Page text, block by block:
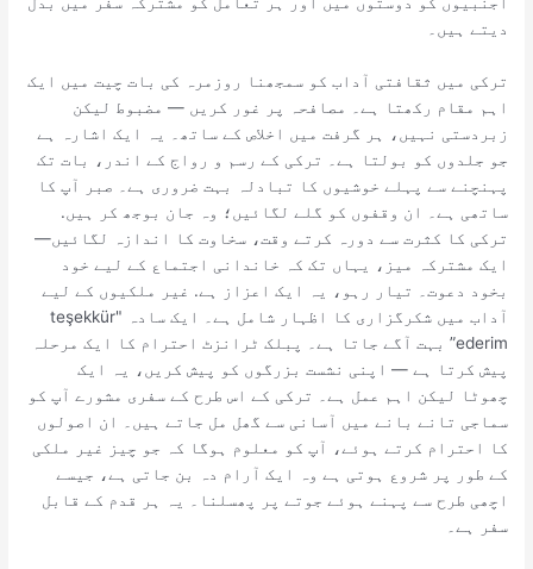
دیتے ہیں۔
ترکی میں ثقافتی آداب کو سمجھنا روزمرہ کی بات چیت میں ایک
اہم مقام رکھتا ہے۔ مصافحہ پر غور کریں — مضبوط لیکن
زبردستی نہیں، ہر گرفت میں اخلاص کے ساتھ۔ یہ ایک اشارہ ہے
جو جلدوں کو بولتا ہے۔ ترکی کے رسم و رواج کے اندر، بات تک
پہنچنے سے پہلے خوشیوں کا تبادلہ بہت ضروری ہے۔ صبر آپ کا
ساتھی ہے۔ ان وقفوں کو گلے لگائیں؛ وہ جان بوجھ کر ہیں.
ترکی کا کثرت سے دورہ کرتے وقت، سخاوت کا اندازہ لگائیں—
ایک مشترکہ میز، یہاں تک کہ خاندانی اجتماع کے لیے خود
بخود دعوت۔ تیار رہو، یہ ایک اعزاز ہے. غیر ملکیوں کے لیے
آداب میں شکرگزاری کا اظہار شامل ہے۔ ایک سادہ "teşekkür
ederim” بہت آگے جاتا ہے۔ پبلک ٹرانزٹ احترام کا ایک مرحلہ
پیش کرتا ہے — اپنی نشست بزرگوں کو پیش کریں، یہ ایک
چھوٹا لیکن اہم عمل ہے۔ ترکی کے اس طرح کے سفری مشورے آپ کو
سماجی تانے بانے میں آسانی سے گھل مل جاتے ہیں۔ ان اصولوں
کا احترام کرتے ہوئے، آپ کو معلوم ہوگا کہ جو چیز غیر ملکی
کے طور پر شروع ہوتی ہے وہ ایک آرام دہ بن جاتی ہے، جیسے
اچھی طرح سے پہنے ہوئے جوتے پر پھسلنا۔ یہ ہر قدم کے قابل
سفر ہے۔